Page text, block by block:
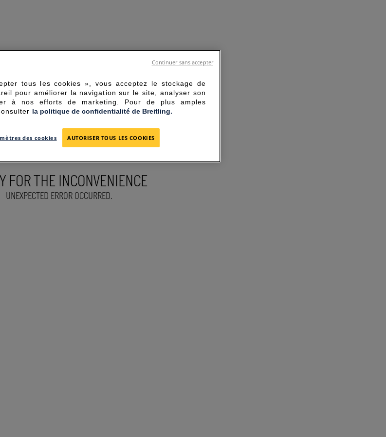
FOR THE INCONVENIENCE
UNEXPECTED ERROR OCCURRED.
tous les cookies », vous acceptez le stockage de
pour améliorer la navigation sur le site, analyser son
à nos efforts de marketing. Pour de plus amples
la politique de confidentialité de Breitling.
des cookies AUTORISER TOUS LES COOKIES
Continuer sans accepter